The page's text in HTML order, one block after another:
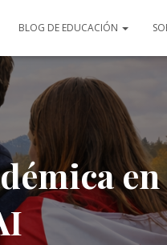
BLOG DE EDUCACIÓN
en